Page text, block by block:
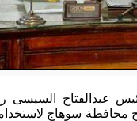
عبدالفتاح السيسى
سوهاج